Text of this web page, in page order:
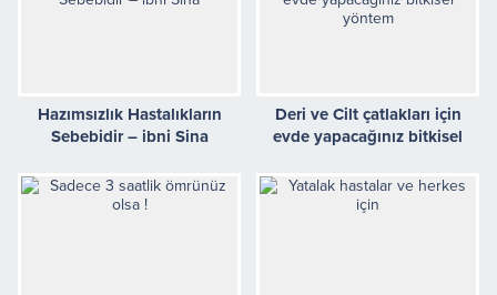
Hazımsızlık Hastalıkların
Sebebidir – ibni Sina
Deri ve Cilt çatlakları için
evde yapacağınız bitkisel